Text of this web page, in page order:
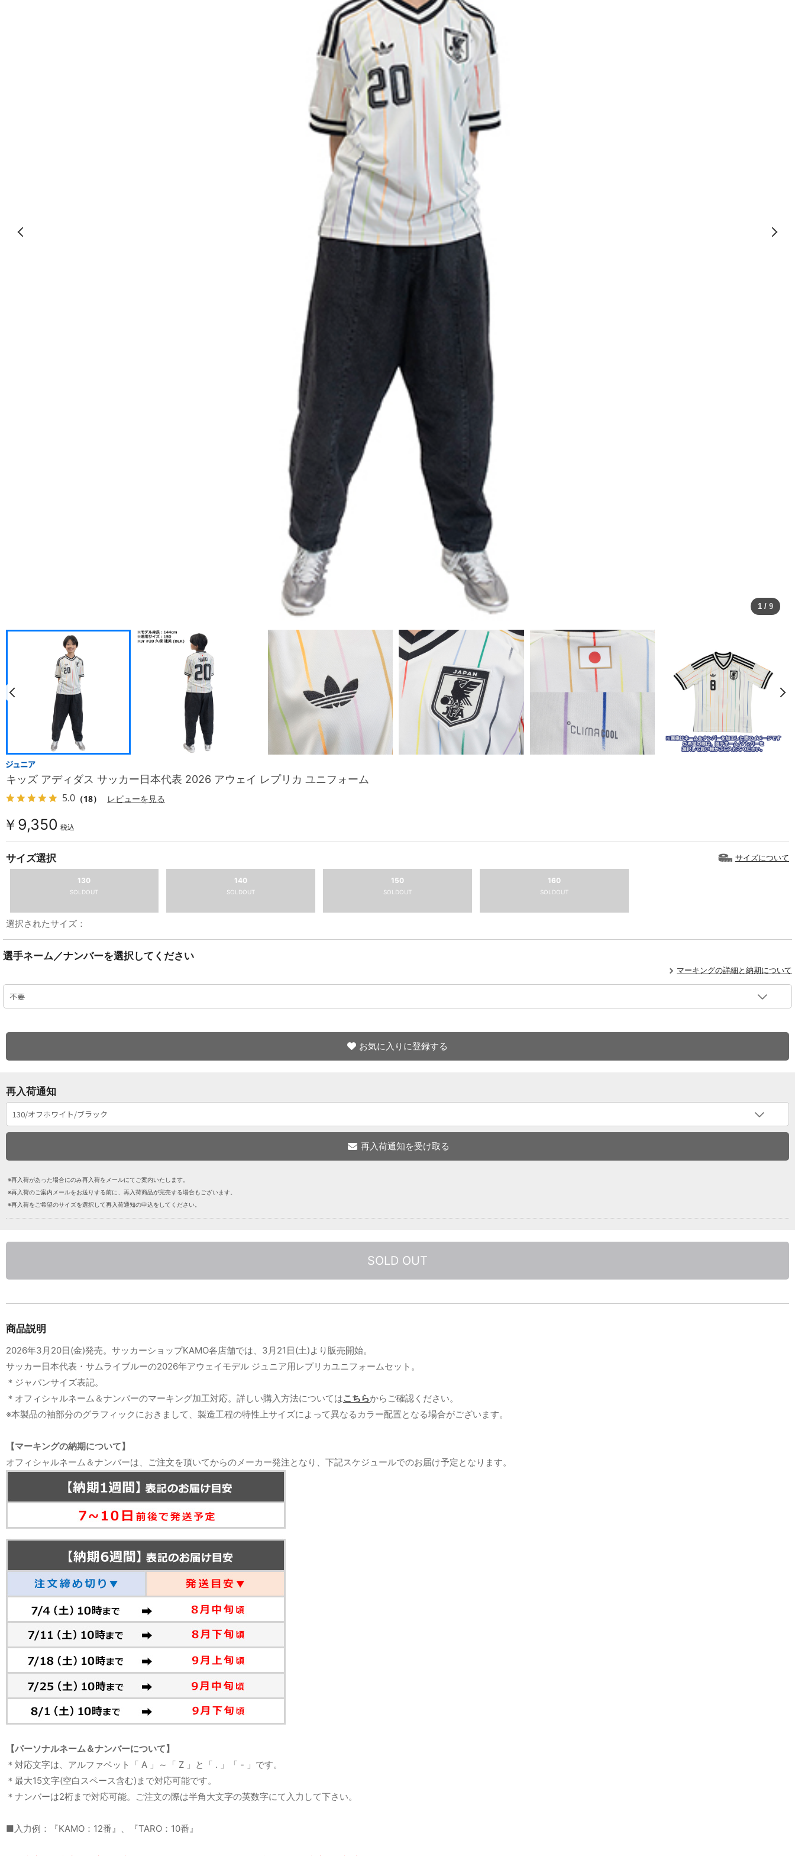
1 / 9
キッズ アディダス サッカー日本代表 2026 アウェイ レプリカ ユニフォーム
5.0 （18） レビューを見る
￥9,350 税込
サイズ選択 サイズについて
130
SOLDOUT
140
SOLDOUT
150
SOLDOUT
160
SOLDOUT
選択されたサイズ：
選手ネーム／ナンバーを選択してください
マーキングの詳細と納期について
お気に入りに登録する
再入荷通知
※再入荷があった場合にのみ再入荷をメールにてご案内いたします。
※再入荷のご案内メールをお送りする前に、再入荷商品が完売する場合もございます。
※再入荷をご希望のサイズを選択して再入荷通知の申込をしてください。
SOLD OUT
商品説明
2026年3月20日(金)発売。サッカーショップKAMO各店舗では、3月21日(土)より販売開始。
サッカー日本代表・サムライブルーの2026年アウェイモデル ジュニア用レプリカユニフォームセット。
＊ジャパンサイズ表記。
＊オフィシャルネーム＆ナンバーのマーキング加工対応。詳しい購入方法についてはこちらからご確認ください。
※本製品の袖部分のグラフィックにおきまして、製造工程の特性上サイズによって異なるカラー配置となる場合がございます。
【マーキングの納期について】
オフィシャルネーム＆ナンバーは、ご注文を頂いてからのメーカー発注となり、下記スケジュールでのお届け予定となります。
【パーソナルネーム＆ナンバーについて】
＊対応文字は、アルファベット「 A 」～「 Z 」と「 . 」「 - 」です。
＊最大15文字(空白スペース含む)まで対応可能です。
＊ナンバーは2桁まで対応可能。ご注文の際は半角大文字の英数字にて入力して下さい。
■入力例：『KAMO：12番』、『TARO：10番』